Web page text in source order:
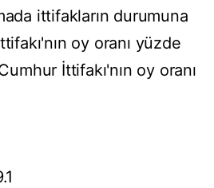
ittifakların durumuna
oy oranı yüzde
İttifakı'nın oy oranı